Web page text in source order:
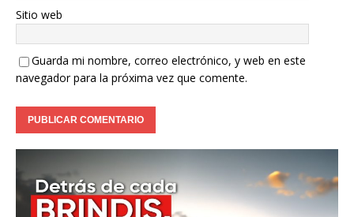
Sitio web
Guarda mi nombre, correo electrónico, y web en este
navegador para la próxima vez que comente.